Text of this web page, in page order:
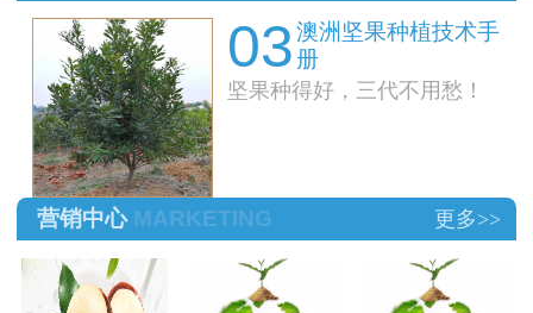
03 澳洲坚果种植技术手
册
坚果种得好，三代不用愁！
营销中心 MARKETING 更多>>